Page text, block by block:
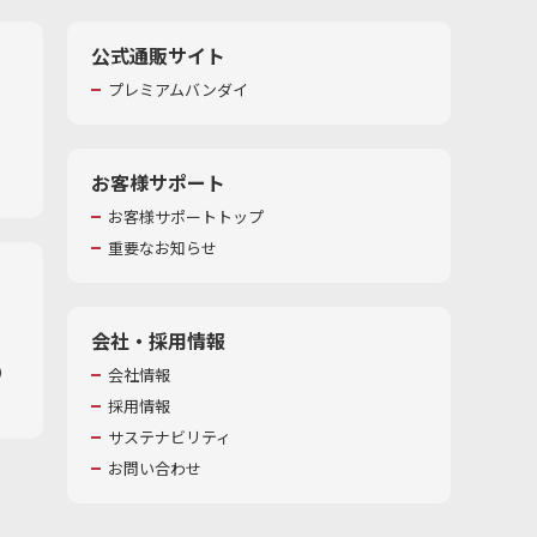
公式通販サイト
プレミアムバンダイ
お客様サポート
お客様サポートトップ
重要なお知らせ
会社・採用情報
会社情報
採用情報
サステナビリティ
お問い合わせ